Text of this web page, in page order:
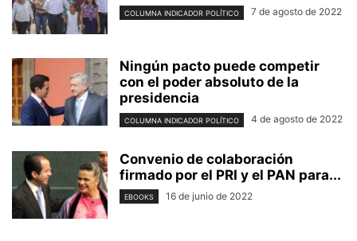
COLUMNA INDICADOR POLÍTICO 7 de agosto de 2022
Ningún pacto puede competir
con el poder absoluto de la
presidencia
COLUMNA INDICADOR POLÍTICO 4 de agosto de 2022
Convenio de colaboración
firmado por el PRI y el PAN para...
EBOOKS 16 de junio de 2022